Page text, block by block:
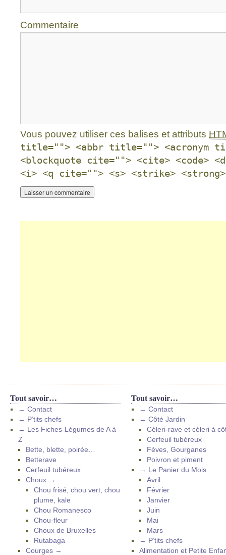
Commentaire
Vous pouvez utiliser ces balises et attributs
title=""> <abbr title=""> <acronym
<blockquote cite=""> <cite> <code>
<i> <q cite=""> <s> <strike> <strong>
Tout savoir…
→ Contact
→ P’tits chefs
→ Les Fiches-Légumes de A à
Z
Bette, blette, poirée…
Betterave
Cerfeuil tubéreux
Choux →
Chou frisé, chou vert, chou
plume, kale
Chou Romanesco
Chou-fleur
Choux de Bruxelles
Rutabaga
Courges →
Tout savoir…
→ Contact
→ Côté Jardin
Céleri-rave et céleri à
Cerfeuil tubéreux
Fèves, Gourganes
Poivron et piment
→ Le Panier du Mois
Avril
Février
Janvier
Juin
Mai
Mars
→ P’tits chefs
Alimentation et Petite